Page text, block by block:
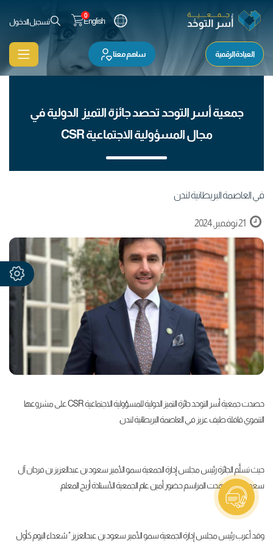
English
0
تسجيل الدخول
العيادة الرقمية ساهم معنا
جمعية أسر التوحد تحصد جائزة التميز الدولية في
مجال المسؤولية الاجتماعية CSR
في العاصمة البريطانية لندن
21 نوفمبر, 2024
حصدت جمعية أسر التوحد جائزة التميز الدولية للمسؤولية الاجتماعيةCSRعلى مشروعها
التنموي قافلة طيف عزيز في العاصمة البريطانية لندن.
حيث تسلَّم الجائزة رئيس مجلس إدارة الجمعية سمو الأمير سعود بن عبدالعزيز بن فرحان آل
سعود .. كما شهدت المراسم حضور أمين عام الجمعية الأستاذة أريج المعلم.
وقد أعرب رئيس مجلس إدارة الجمعية سمو الأمير سعود بن عبدالعزيز " سُعداء اليوم كأول